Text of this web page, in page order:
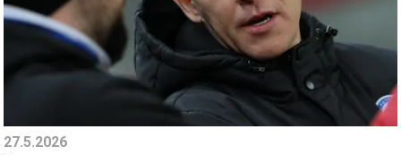
27.5.2026